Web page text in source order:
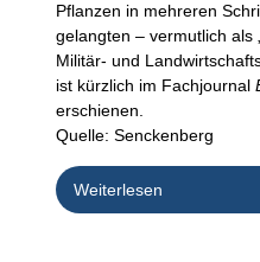
Pflanzen in mehreren
gelangten – vermutlich als
Militär- und
ist kürzlich im Fachjournal
erschienen.
Quelle: Senckenberg
Weiterlesen